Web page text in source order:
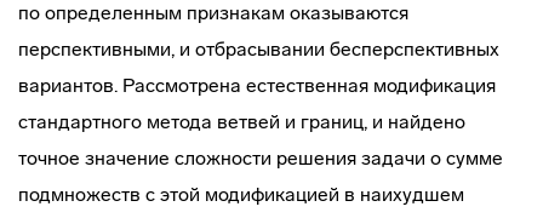
по определенным признакам оказываются
перспективными, и отбрасывании бесперспективных
вариантов. Рассмотрена естественная модификация
стандартного метода ветвей и границ, и найдено
точное значение сложности решения задачи о сумме
подмножеств с этой модификацией в наихудшем